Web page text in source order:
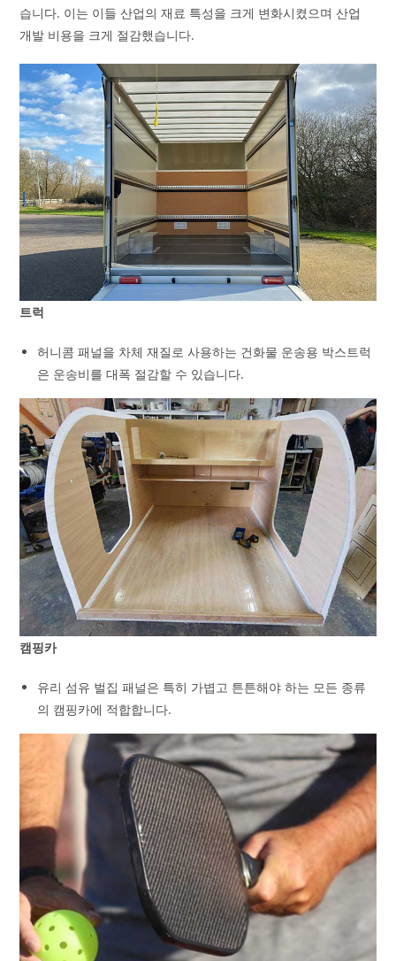
습니다. 이는 이들 산업의 재료 특성을 크게 변화시켰으며 산업
개발 비용을 크게 절감했습니다.
트럭
허니콤 패널을 차체 재질로 사용하는 건화물 운송용 박스트럭
은 운송비를 대폭 절감할 수 있습니다.
캠핑카
유리 섬유 벌집 패널은 특히 가볍고 튼튼해야 하는 모든 종류
의 캠핑카에 적합합니다.